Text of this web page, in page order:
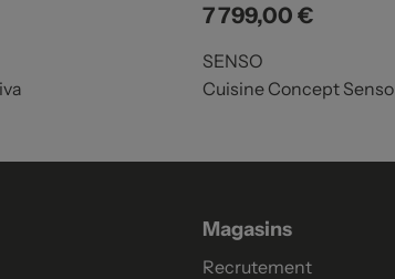
Prix
7 799,00 €
SENSO
Cuisine Concept Senso
Magasins
Recrutement